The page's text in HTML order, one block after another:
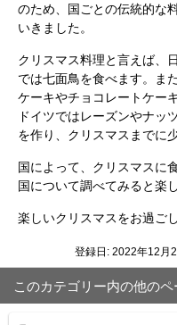
のため、国ごとの伝統的な
いきました。
クリスマス料理と言えば、
では七面鳥を食べます。ま
ケーキやチョコレートケー
ドイツではレーズンやナッ
を作り、クリスマスまでに
国によって、クリスマスに
国について調べてみると楽
楽しいクリスマスをお過ご
登録日: 2022年12月
このカテゴリー内の他のペ